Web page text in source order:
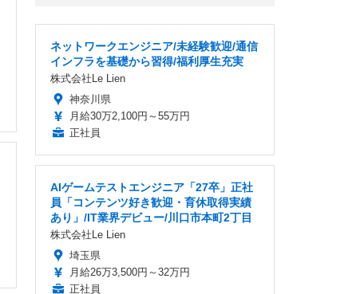
ネットワークエンジニア/未経験歓迎/通信
インフラを基礎から習得/福利厚生充実
株式会社Le Lien
神奈川県
月給30万2,100円～55万円
正社員
AIゲームテストエンジニア「27卒」正社
員「コンテンツ好き歓迎・育休取得実績
あり」/IT業界デビュー/川口市本町2丁目
株式会社Le Lien
埼玉県
月給26万3,500円～32万円
正社員